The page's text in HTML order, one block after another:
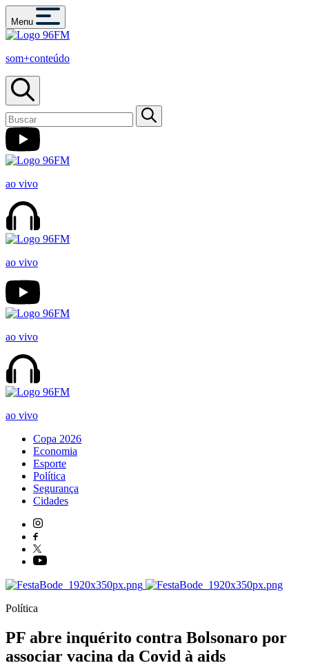
Menu
som+conteúdo
ao vivo
ao vivo
ao vivo
ao vivo
Copa 2026
Economia
Esporte
Política
Segurança
Cidades
Política
PF abre inquérito contra Bolsonaro por
associar vacina da Covid à aids